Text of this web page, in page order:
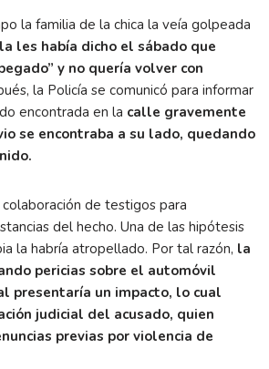
la familia de la chica la veía golpeada
les había dicho el sábado que
y no quería volver con
la Policía se comunicó para informar
encontrada en la calle gravemente
se encontraba a su lado, quedando
de testigos para
del hecho. Una de las hipótesis
la habría atropellado. Por tal razón, la
pericias sobre el automóvil
presentaría un impacto, lo cual
judicial del acusado, quien
previas por violencia de